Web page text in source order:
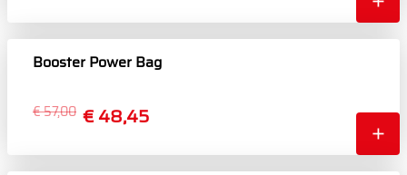
Booster Power Bag
€ 48,45
€ 57,00